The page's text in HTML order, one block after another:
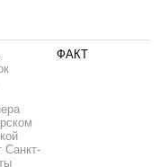
Санкт-
ФАКТ